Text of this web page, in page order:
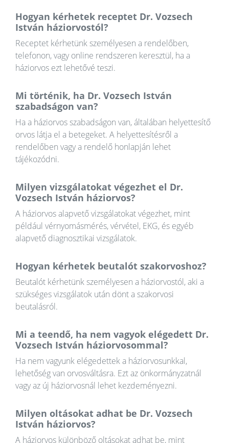
Hogyan kérhetek receptet Dr. Vozsech
István háziorvostól?
Receptet kérhetünk személyesen a rendelőben,
telefonon, vagy online rendszeren keresztül, ha a
háziorvos ezt lehetővé teszi.
Mi történik, ha Dr. Vozsech István
szabadságon van?
Ha a háziorvos szabadságon van, általában helyettesítő
orvos látja el a betegeket. A helyettesítésről a
rendelőben vagy a rendelő honlapján lehet
tájékozódni.
Milyen vizsgálatokat végezhet el Dr.
Vozsech István háziorvos?
A háziorvos alapvető vizsgálatokat végezhet, mint
például vérnyomásmérés, vérvétel, EKG, és egyéb
alapvető diagnosztikai vizsgálatok.
Hogyan kérhetek beutalót szakorvoshoz?
Beutalót kérhetünk személyesen a háziorvostól, aki a
szükséges vizsgálatok után dönt a szakorvosi
beutalásról.
Mi a teendő, ha nem vagyok elégedett Dr.
Vozsech István háziorvosommal?
Ha nem vagyunk elégedettek a háziorvosunkkal,
lehetőség van orvosváltásra. Ezt az önkormányzatnál
vagy az új háziorvosnál lehet kezdeményezni.
Milyen oltásokat adhat be Dr. Vozsech
István háziorvos?
A háziorvos különböző oltásokat adhat be, mint